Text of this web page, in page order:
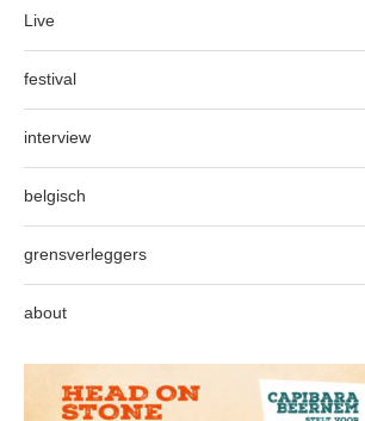
Live
festival
interview
belgisch
grensverleggers
about